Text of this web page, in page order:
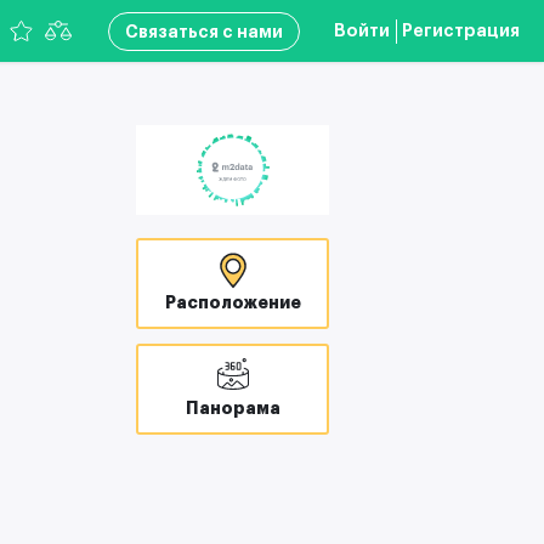
Связаться с нами Войти Регистрация
Расположение
Панорама